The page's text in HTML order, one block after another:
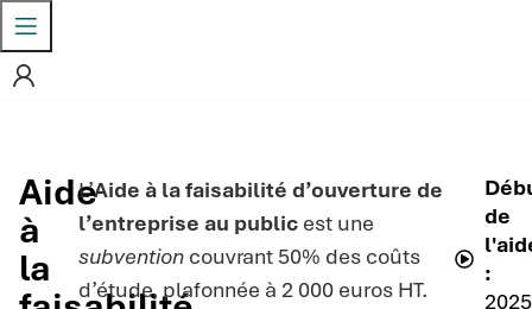
Aide
à
la
L’Aide à la faisabilité d’ouverture de
l’entreprise au publicest une
subventioncouvrant 50% des coûts
d’étude, plafonnée à 2 000 euros HT.
de
: